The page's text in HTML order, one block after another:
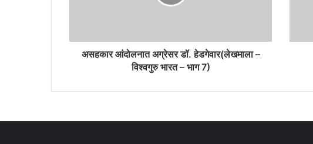
असहकार आंदोलनात अग्रेसर डॉ. हेडगेवार(लेखमाला –
विश्वगुरु भारत – भाग 7)